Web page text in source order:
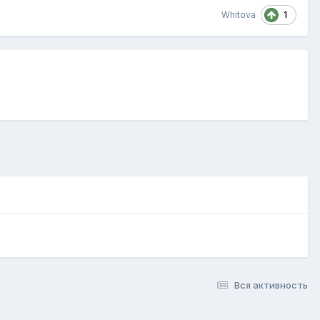
Whitova 1
Вся активность